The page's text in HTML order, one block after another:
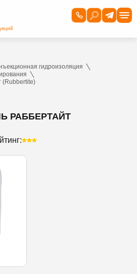
гидроизоляция
(Rubbertite)
РАББЕРТАЙТ